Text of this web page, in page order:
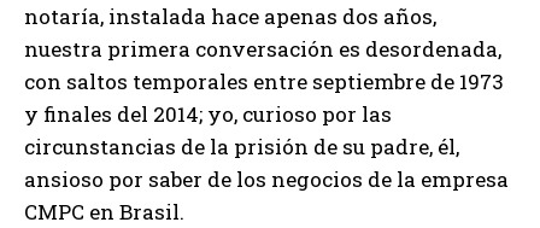
notaría, instalada hace apenas dos años,
nuestra primera conversación es desordenada,
con saltos temporales entre septiembre de 1973
y finales del 2014; yo, curioso por las
circunstancias de la prisión de su padre, él,
ansioso por saber de los negocios de la empresa
CMPC en Brasil.